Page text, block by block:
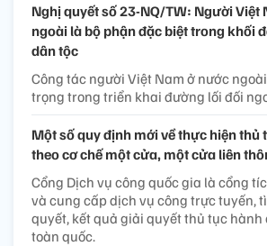
Nghị quyết số 23-NQ/TW: Người Việt
ngoài là bộ phận đặc biệt trong khối
dân tộc
Công tác người Việt Nam ở nước
trọng trong triển khai đường lối đối
Một số quy định mới về thực hiện thủ
theo cơ chế một cửa, một cửa liên
Cổng Dịch vụ công quốc gia là cổng
và cung cấp dịch vụ công trực tuyến,
quyết, kết quả giải quyết thủ tục
toàn quốc.